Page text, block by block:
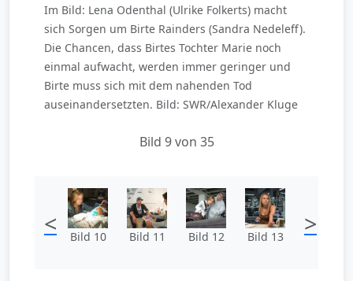
Im Bild: Lena Odenthal (Ulrike Folkerts) macht
sich Sorgen um Birte Rainders (Sandra Nedeleff).
Die Chancen, dass Birtes Tochter Marie noch
einmal aufwacht, werden immer geringer und
Birte muss sich mit dem nahenden Tod
auseinandersetzten. Bild: SWR/Alexander Kluge
Bild 9 von 35
< Bild 10 Bild 11 Bild 12 Bild 13 >